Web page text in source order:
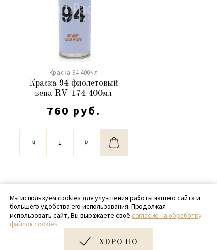
Краска 94 400мл
Краска 94 фиолетовый
вена RV-174 400мл
760 руб.
© 2020 - 2026 SamPack
+ 7 (918) 699-97-87
zakaz@sampack.store
Дизайн и разработка сайта
Мы используем cookies для улучшения работы нашего сайта и
большего удобства его использования. Продолжая
использовать сайт, Вы выражаете своё согласие на обработку
файлов cookies
ХОРОШО